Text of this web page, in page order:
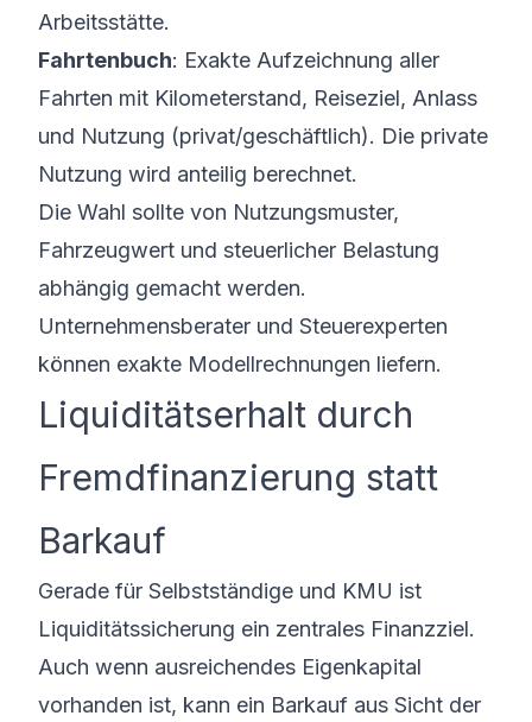
Arbeitsstätte.
Fahrtenbuch: Exakte Aufzeichnung aller
Fahrten mit Kilometerstand, Reiseziel, Anlass
und Nutzung (privat/geschäftlich). Die private
Nutzung wird anteilig berechnet.
Die Wahl sollte von Nutzungsmuster,
Fahrzeugwert und steuerlicher Belastung
abhängig gemacht werden.
Unternehmensberater und Steuerexperten
können exakte Modellrechnungen liefern.
Liquiditätserhalt durch
Fremdfinanzierung statt
Barkauf
Gerade für Selbstständige und KMU ist
Liquiditätssicherung ein zentrales Finanzziel.
Auch wenn ausreichendes Eigenkapital
vorhanden ist, kann ein Barkauf aus Sicht der